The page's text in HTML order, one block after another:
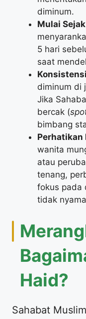
diminum.
Mulai
5 hari
saat
diminum di
Jika
bercak (
bimbang
Perhatikan
wanita
atau
tenang,
fokus pada
tidak
Haid?
​Sahabat